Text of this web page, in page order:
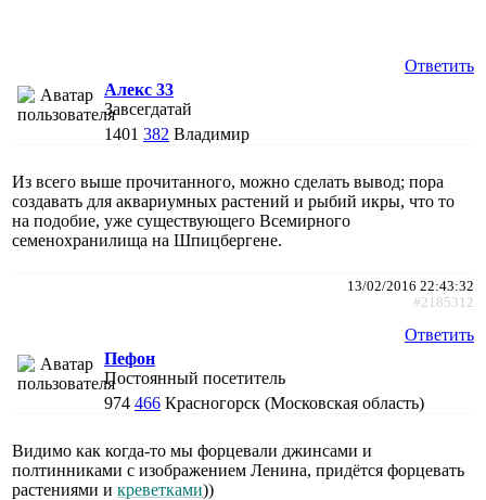
Ответить
Алекс 33
Завсегдатай
1401 382 Владимир
Из всего выше прочитанного, можно сделать вывод; пора
создавать для аквариумных растений и рыбий икры, что то
на подобие, уже существующего Всемирного
семенохранилища на Шпицбергене.
13/02/2016 22:43:32
#2185312
Ответить
Пефон
Постоянный посетитель
974 466 Красногорск (Московская область)
Видимо как когда-то мы форцевали джинсами и
полтинниками с изображением Ленина, придётся форцевать
растениями и креветками))